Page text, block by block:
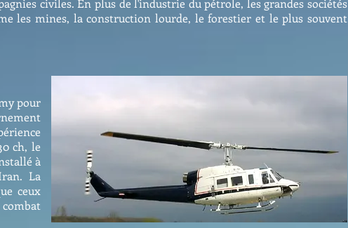
civiles. En plus de l'industrie du pétrole, les grandes sociétés
les mines, la construction lourde, le forestier et le plus souvent
pour
ch, le
à
La
ceux